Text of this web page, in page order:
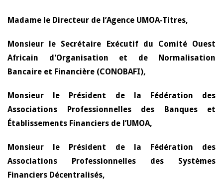
Madame le Directeur de l’Agence UMOA-Titres,
Monsieur le Secrétaire Exécutif du Comité Ouest
Africain d'Organisation et de Normalisation
Bancaire et Financière (CONOBAFI),
Monsieur le Président de la Fédération des
Associations Professionnelles des Banques et
Établissements Financiers de l’UMOA,
Monsieur le Président de la Fédération des
Associations Professionnelles des Systèmes
Financiers Décentralisés,